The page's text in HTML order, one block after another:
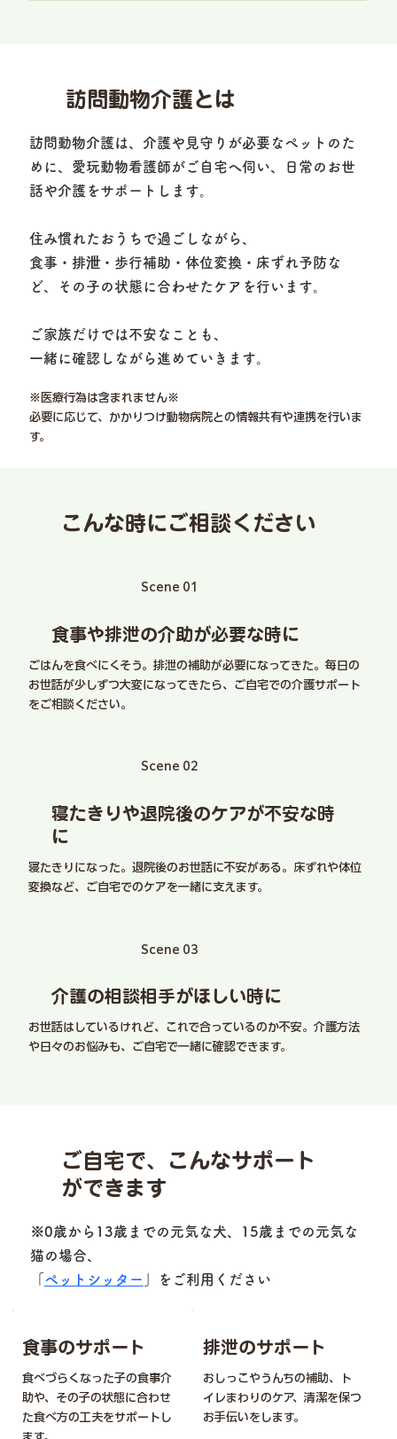
訪問動物介護とは
訪問動物介護は、介護や見守りが必要なペットのた
めに、愛玩動物看護師がご自宅へ伺い、日常のお世
話や介護をサポートします。
住み慣れたおうちで過ごしながら、
食事・排泄・歩行補助・体位変換・床ずれ予防な
ど、その子の状態に合わせたケアを行います。
ご家族だけでは不安なことも、
一緒に確認しながら進めていきます。
※医療行為は含まれません※
必要に応じて、かかりつけ動物病院との情報共有や連携を行いま
す。
こんな時にご相談ください
​Scene 01
食事や排泄の介助が必要な時に
ごはんを食べにくそう。排泄の補助が必要になってきた。毎日の
お世話が少しずつ大変になってきたら、ご自宅での介護サポート
をご相談ください。
​Scene 02
寝たきりや退院後のケアが不安な時
に
寝たきりになった。退院後のお世話に不安がある。床ずれや体位
変換など、ご自宅でのケアを一緒に支えます。
​​Scene 03
介護の相談相手がほしい時に
お世話はしているけれど、これで合っているのか不安。介護方法
や日々のお悩みも、ご自宅で一緒に確認できます。
ご自宅で、こんなサポート
ができます
※0歳から13歳までの元気な犬、15歳までの元気な
猫の場合、
ペットシッター 」をご利用ください
食事のサポート
食べづらくなった子の食事介
助や、その子の状態に合わせ
た食べ方の工夫をサポートし
排泄のサポート
おしっこやうんちの補助、ト
イレまわりのケア、清潔を保つ
お手伝いをします。